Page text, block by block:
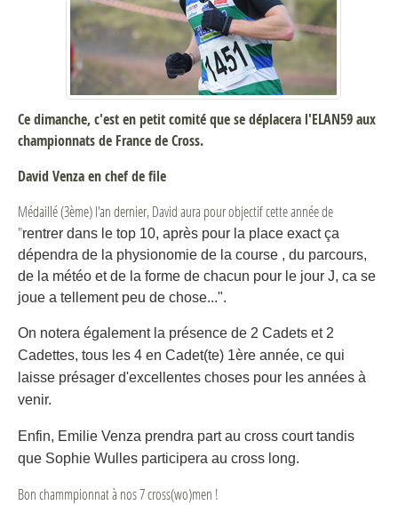
Ce dimanche, c'est en petit comité que se déplacera l'ELAN59 aux
championnats de France de Cross.
David Venza en chef de file
Médaillé (3ème) l'an dernier, David aura pour objectif cette année de
"rentrer dans le top 10, après pour la place exact ça
dépendra de la physionomie de la course , du parcours,
de la météo et de la forme de chacun pour le jour J, ca se
joue a tellement peu de chose...".
On notera également la présence de 2 Cadets et 2
Cadettes, tous les 4 en Cadet(te) 1ère année, ce qui
laisse présager d'excellentes choses pour les années à
venir.
Enfin, Emilie Venza prendra part au cross court tandis
que Sophie Wulles participera au cross long.
Bon chammpionnat à nos 7 cross(wo)men !